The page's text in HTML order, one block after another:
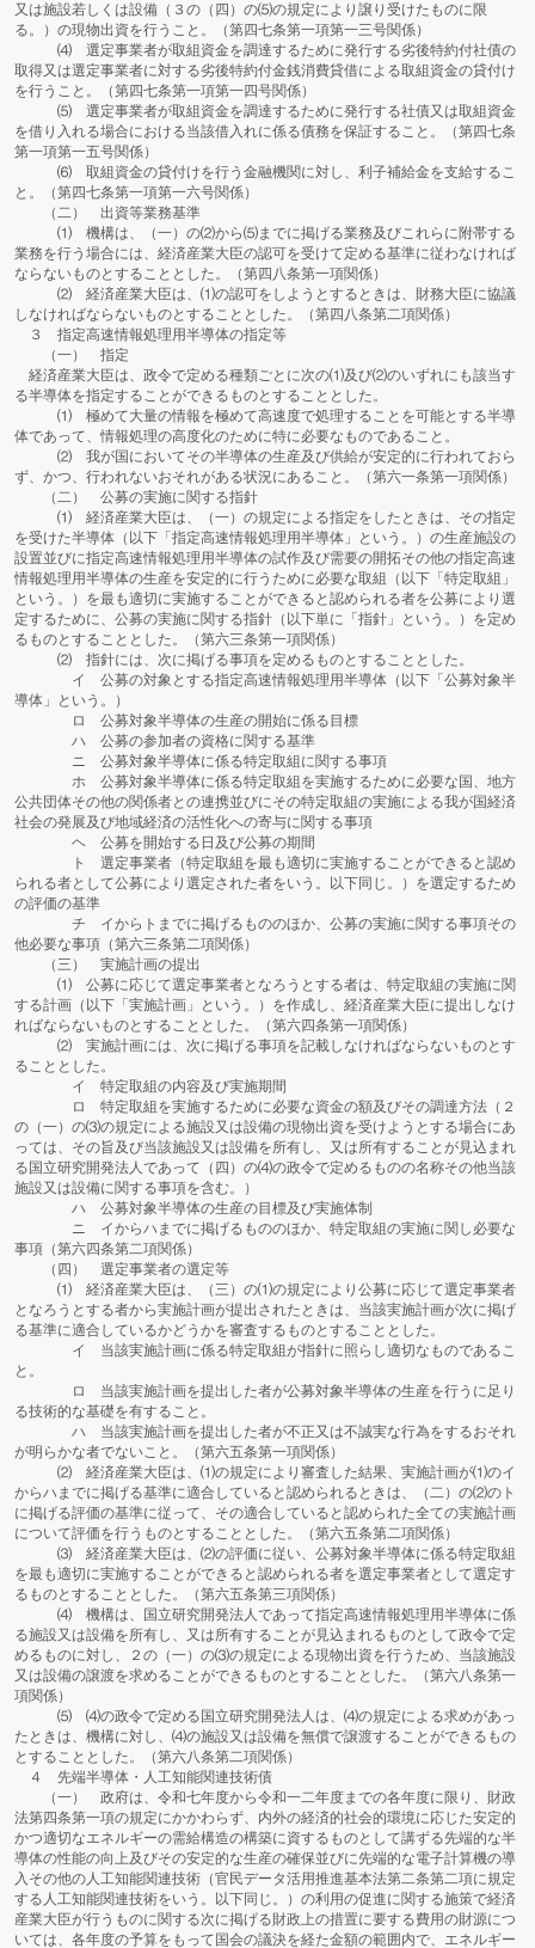
又は施設若しくは設備（３の（四）の⑸の規定により譲り受けたものに限
る。）の現物出資を行うこと。（第四七条第一項第一三号関係）
⑷ 選定事業者が取組資金を調達するために発行する劣後特約付社債の
取得又は選定事業者に対する劣後特約付金銭消費貸借による取組資金の貸付け
を行うこと。（第四七条第一項第一四号関係）
⑸ 選定事業者が取組資金を調達するために発行する社債又は取組資金
を借り入れる場合における当該借入れに係る債務を保証すること。（第四七条
第一項第一五号関係）
⑹ 取組資金の貸付けを行う金融機関に対し、利子補給金を支給するこ
と。（第四七条第一項第一六号関係）
（二） 出資等業務基準
⑴ 機構は、（一）の⑵から⑸までに掲げる業務及びこれらに附帯する
業務を行う場合には、経済産業大臣の認可を受けて定める基準に従わなければ
ならないものとすることとした。（第四八条第一項関係）
⑵ 経済産業大臣は、⑴の認可をしようとするときは、財務大臣に協議
しなければならないものとすることとした。（第四八条第二項関係）
３ 指定高速情報処理用半導体の指定等
（一） 指定
経済産業大臣は、政令で定める種類ごとに次の⑴及び⑵のいずれにも該当す
る半導体を指定することができるものとすることとした。
⑴ 極めて大量の情報を極めて高速度で処理することを可能とする半導
体であって、情報処理の高度化のために特に必要なものであること。
⑵ 我が国においてその半導体の生産及び供給が安定的に行われておら
ず、かつ、行われないおそれがある状況にあること。（第六一条第一項関係）
（二） 公募の実施に関する指針
⑴ 経済産業大臣は、（一）の規定による指定をしたときは、その指定
を受けた半導体（以下「指定高速情報処理用半導体」という。）の生産施設の
設置並びに指定高速情報処理用半導体の試作及び需要の開拓その他の指定高速
情報処理用半導体の生産を安定的に行うために必要な取組（以下「特定取組」
という。）を最も適切に実施することができると認められる者を公募により選
定するために、公募の実施に関する指針（以下単に「指針」という。）を定め
るものとすることとした。（第六三条第一項関係）
⑵ 指針には、次に掲げる事項を定めるものとすることとした。
イ 公募の対象とする指定高速情報処理用半導体（以下「公募対象半
導体」という。）
ロ 公募対象半導体の生産の開始に係る目標
ハ 公募の参加者の資格に関する基準
ニ 公募対象半導体に係る特定取組に関する事項
ホ 公募対象半導体に係る特定取組を実施するために必要な国、地方
公共団体その他の関係者との連携並びにその特定取組の実施による我が国経済
社会の発展及び地域経済の活性化への寄与に関する事項
ヘ 公募を開始する日及び公募の期間
ト 選定事業者（特定取組を最も適切に実施することができると認め
られる者として公募により選定された者をいう。以下同じ。）を選定するため
の評価の基準
チ イからトまでに掲げるもののほか、公募の実施に関する事項その
他必要な事項（第六三条第二項関係）
（三） 実施計画の提出
⑴ 公募に応じて選定事業者となろうとする者は、特定取組の実施に関
する計画（以下「実施計画」という。）を作成し、経済産業大臣に提出しなけ
ればならないものとすることとした。（第六四条第一項関係）
⑵ 実施計画には、次に掲げる事項を記載しなければならないものとす
ることとした。
イ 特定取組の内容及び実施期間
ロ 特定取組を実施するために必要な資金の額及びその調達方法（２
の（一）の⑶の規定による施設又は設備の現物出資を受けようとする場合にあ
っては、その旨及び当該施設又は設備を所有し、又は所有することが見込まれ
る国立研究開発法人であって（四）の⑷の政令で定めるものの名称その他当該
施設又は設備に関する事項を含む。）
ハ 公募対象半導体の生産の目標及び実施体制
ニ イからハまでに掲げるもののほか、特定取組の実施に関し必要な
事項（第六四条第二項関係）
（四） 選定事業者の選定等
⑴ 経済産業大臣は、（三）の⑴の規定により公募に応じて選定事業者
となろうとする者から実施計画が提出されたときは、当該実施計画が次に掲げ
る基準に適合しているかどうかを審査するものとすることとした。
イ 当該実施計画に係る特定取組が指針に照らし適切なものであるこ
と。
ロ 当該実施計画を提出した者が公募対象半導体の生産を行うに足り
る技術的な基礎を有すること。
ハ 当該実施計画を提出した者が不正又は不誠実な行為をするおそれ
が明らかな者でないこと。（第六五条第一項関係）
⑵ 経済産業大臣は、⑴の規定により審査した結果、実施計画が⑴のイ
からハまでに掲げる基準に適合していると認められるときは、（二）の⑵のト
に掲げる評価の基準に従って、その適合していると認められた全ての実施計画
について評価を行うものとすることとした。（第六五条第二項関係）
⑶ 経済産業大臣は、⑵の評価に従い、公募対象半導体に係る特定取組
を最も適切に実施することができると認められる者を選定事業者として選定す
るものとすることとした。（第六五条第三項関係）
⑷ 機構は、国立研究開発法人であって指定高速情報処理用半導体に係
る施設又は設備を所有し、又は所有することが見込まれるものとして政令で定
めるものに対し、２の（一）の⑶の規定による現物出資を行うため、当該施設
又は設備の譲渡を求めることができるものとすることとした。（第六八条第一
項関係）
⑸ ⑷の政令で定める国立研究開発法人は、⑷の規定による求めがあっ
たときは、機構に対し、⑷の施設又は設備を無償で譲渡することができるもの
とすることとした。（第六八条第二項関係）
４ 先端半導体・人工知能関連技術債
（一） 政府は、令和七年度から令和一二年度までの各年度に限り、財政
法第四条第一項の規定にかかわらず、内外の経済的社会的環境に応じた安定的
かつ適切なエネルギーの需給構造の構築に資するものとして講ずる先端的な半
導体の性能の向上及びその安定的な生産の確保並びに先端的な電子計算機の導
入その他の人工知能関連技術（官民データ活用推進基本法第二条第二項に規定
する人工知能関連技術をいう。以下同じ。）の利用の促進に関する施策で経済
産業大臣が行うものに関する次に掲げる財政上の措置に要する費用の財源につ
いては、各年度の予算をもって国会の議決を経た金額の範囲内で、エネルギー